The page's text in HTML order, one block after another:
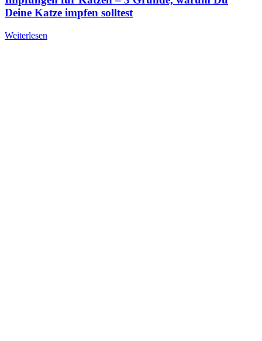
Deine Katze impfen solltest
Weiterlesen